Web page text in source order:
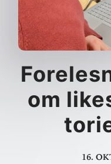
om
16.